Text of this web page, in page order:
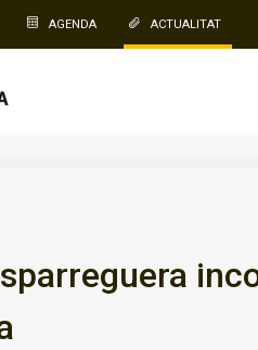
AGENDA ACTUALITAT